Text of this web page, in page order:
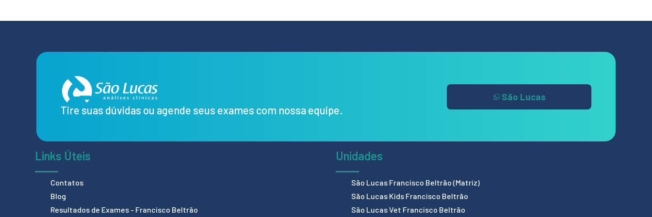
Tire suas dúvidas ou agende seus exames com nossa equipe.
São Lucas
Links Úteis
Contatos
Blog
Resultados de Exames - Francisco Beltrão
Unidades
São Lucas Francisco Beltrão (Matriz)
São Lucas Kids Francisco Beltrão
São Lucas Vet Francisco Beltrão